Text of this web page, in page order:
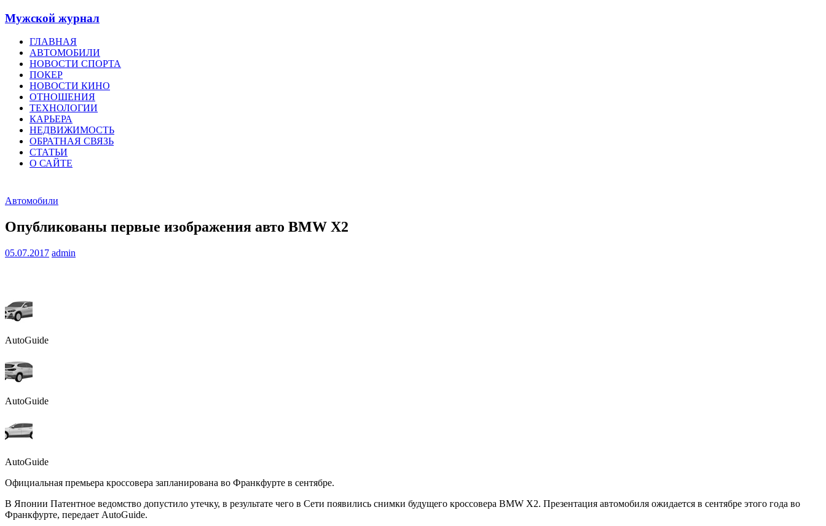
Мужской журнал
ГЛАВНАЯ
АВТОМОБИЛИ
НОВОСТИ СПОРТА
ПОКЕР
НОВОСТИ КИНО
ОТНОШЕНИЯ
ТЕХНОЛОГИИ
КАРЬЕРА
НЕДВИЖИМОСТЬ
ОБРАТНАЯ СВЯЗЬ
СТАТЬИ
О САЙТЕ
Автомобили
Опубликованы первые изображения авто BMW X2
05.07.2017 admin
AutoGuide
AutoGuide
AutoGuide
Официальная премьера кроссовера запланирована во Франкфурте в сентябре.
В Японии Патентное ведомство допустило утечку, в результате чего в Сети появились снимки будущего кроссовера BMW X2. Презентация автомобиля ожидается в сентябре этого года во
Франкфурте, передает AutoGuide.